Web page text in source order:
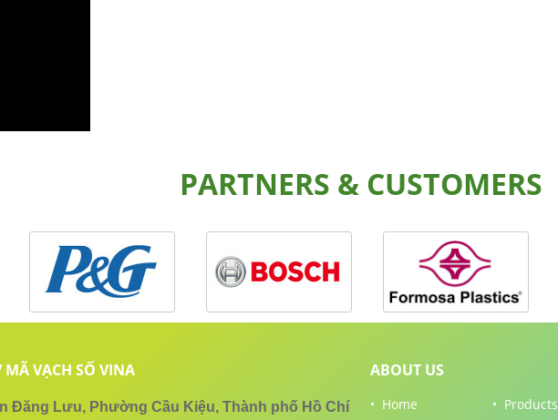
PARTNERS & CUSTOMERS
VẠCH SỐ VINA
Đăng Lưu, Phường Cầu Kiệu, Thành phố Hồ Chí
ABOUT US
• Home • Products